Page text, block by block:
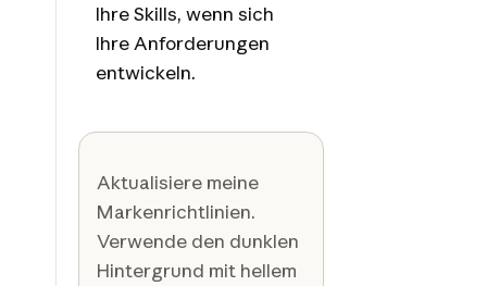
Ihre Skills, wenn sich
Ihre Anforderungen
entwickeln.
Aktualisiere meine
Markenrichtlinien.
Verwende den dunklen
Hintergrund mit hellem